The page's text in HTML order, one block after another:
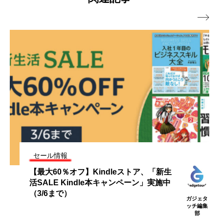
セール情報
【最大60％オフ】Kindleストア、「新生
活SALE Kindle本キャンペーン」実施中
（3/6まで）
ガジェタ
ッチ編集
部
